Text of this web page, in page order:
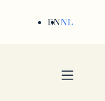
ENNL